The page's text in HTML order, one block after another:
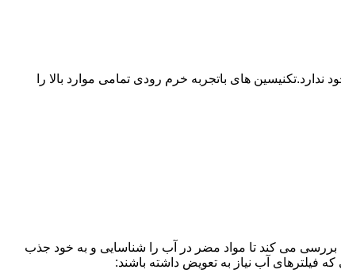
های باتجربه خرم رودی تمامی موارد بالا را
بررسی می کند تا مواد مضر در آب را شناسایی و به خود جذب